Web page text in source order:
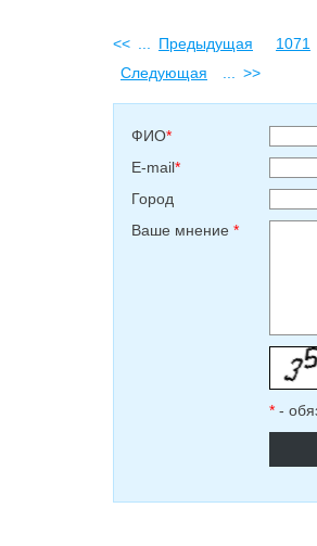
<< Предыдущая
1071
Следующая
>>
ФИО*
E-mail*
Город
Ваше мнение *
* -